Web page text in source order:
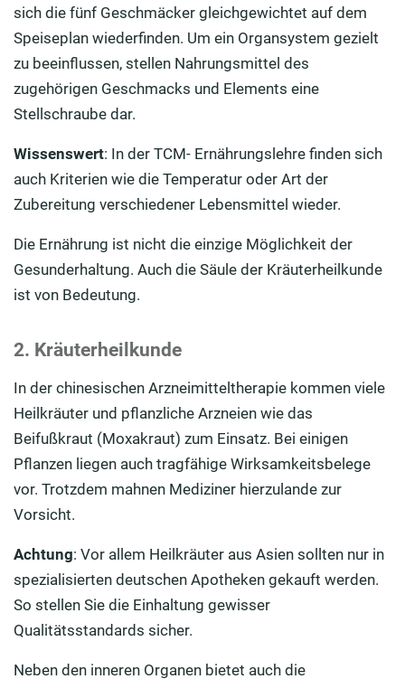
sich die fünf Geschmäcker gleichgewichtet auf dem
Speiseplan wiederfinden. Um ein Organsystem gezielt
zu beeinflussen, stellen Nahrungsmittel des
zugehörigen Geschmacks und Elements eine
Stellschraube dar.
Wissenswert: In der TCM- Ernährungslehre finden sich
auch Kriterien wie die Temperatur oder Art der
Zubereitung verschiedener Lebensmittel wieder.
Die Ernährung ist nicht die einzige Möglichkeit der
Gesunderhaltung. Auch die Säule der Kräuterheilkunde
ist von Bedeutung.
2. Kräuterheilkunde
In der chinesischen Arzneimitteltherapie kommen viele
Heilkräuter und pflanzliche Arzneien wie das
Beifußkraut (Moxakraut) zum Einsatz. Bei einigen
Pflanzen liegen auch tragfähige Wirksamkeitsbelege
vor. Trotzdem mahnen Mediziner hierzulande zur
Vorsicht.
Achtung: Vor allem Heilkräuter aus Asien sollten nur in
spezialisierten deutschen Apotheken gekauft werden.
So stellen Sie die Einhaltung gewisser
Qualitätsstandards sicher.
Neben den inneren Organen bietet auch die